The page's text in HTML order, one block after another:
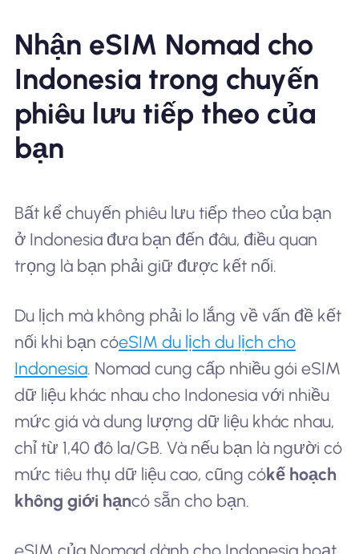
Nhận eSIM Nomad cho
Indonesia trong chuyến
phiêu lưu tiếp theo của
bạn
Bất kể chuyến phiêu lưu tiếp theo của bạn
ở Indonesia đưa bạn đến đâu, điều quan
trọng là bạn phải giữ được kết nối.
Du lịch mà không phải lo lắng về vấn đề kết
nối khi bạn cóeSIM du lịch du lịch cho
Indonesia. Nomad cung cấp nhiều gói eSIM
dữ liệu khác nhau cho Indonesia với nhiều
mức giá và dung lượng dữ liệu khác nhau,
chỉ từ 1,40 đô la/GB. Và nếu bạn là người có
mức tiêu thụ dữ liệu cao, cũng cókế hoạch
không giới hạncó sẵn cho bạn.